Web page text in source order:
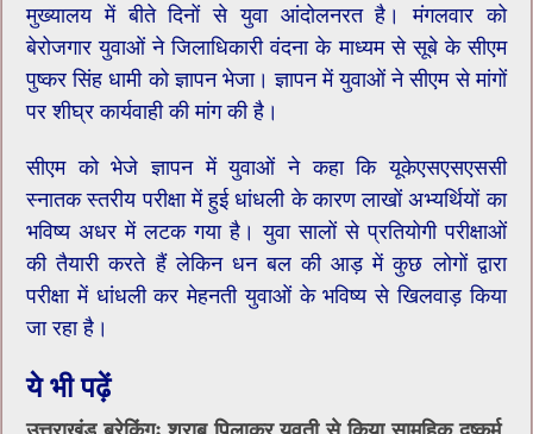
मुख्यालय में बीते दिनों से युवा आंदोलनरत है। मंगलवार को
बेरोजगार युवाओं ने जिलाधिकारी वंदना के माध्यम से सूबे के सीएम
पुष्कर सिंह धामी को ज्ञापन भेजा। ज्ञापन में युवाओं ने सीएम से मांगों
पर शीघ्र कार्यवाही की मांग की है।
सीएम को भेजे ज्ञापन में युवाओं ने कहा कि यूकेएसएसएससी
स्नातक स्तरीय परीक्षा में हुई धांधली के कारण लाखों अभ्यर्थियों का
भविष्य अधर में लटक गया है। युवा सालों से प्रतियोगी परीक्षाओं
की तैयारी करते हैं लेकिन धन बल की आड़ में कुछ लोगों द्वारा
परीक्षा में धांधली कर मेहनती युवाओं के भविष्य से खिलवाड़ किया
जा रहा है।
ये भी पढ़ें